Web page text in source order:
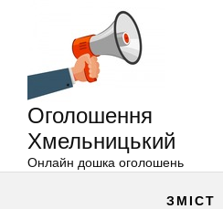
Оголошення
Хмельницький
Онлайн дошка оголошень
ЗМІСТ